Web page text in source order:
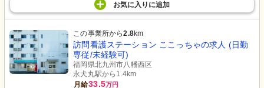
お気に入り に追加
この事業所から2.8km
訪問看護ステーション ここっちゃの求人 (日勤
専従/未経験可)
福岡県北九州市八幡西区
永犬丸駅から1.4km
月給33.5万円